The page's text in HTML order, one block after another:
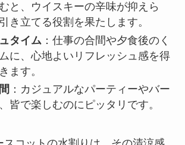
と、ウイスキーの辛味が抑えら
き立てる役割を果たします。
タイム ：仕事の合間や夕食後のく
に、心地よいリフレッシュ感を得
ます。
：カジュアルなパーティーやバー
皆で楽しむのにピッタリです。